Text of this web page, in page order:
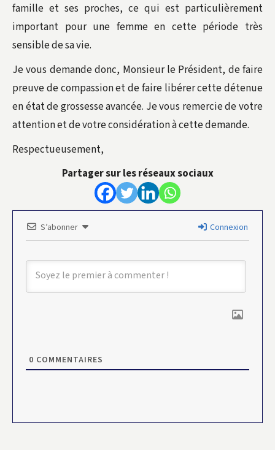
famille et ses proches, ce qui est particulièrement
important pour une femme en cette période très
sensible de sa vie.
Je vous demande donc, Monsieur le Président, de faire
preuve de compassion et de faire libérer cette détenue
en état de grossesse avancée. Je vous remercie de votre
attention et de votre considération à cette demande.
Respectueusement,
Partager sur les réseaux sociaux
S’abonner Connexion
0 COMMENTAIRES